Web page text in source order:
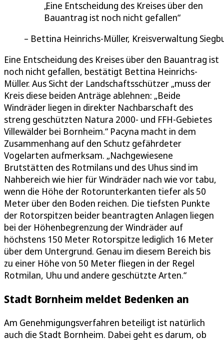
Eine Entscheidung des Kreises über den
Bauantrag ist noch nicht gefallen
Bettina Heinrichs-Müller, Kreisverwaltung
Eine Entscheidung des Kreises über den Bauantrag ist
noch nicht gefallen, bestätigt Bettina Heinrichs-
Müller. Aus Sicht der Landschaftsschützer „muss der
Kreis diese beiden Anträge ablehnen: „Beide
Windräder liegen in direkter Nachbarschaft des
streng geschützten Natura 2000- und FFH-Gebietes
Villewälder bei Bornheim.“ Pacyna macht in dem
Zusammenhang auf den Schutz gefährdeter
Vogelarten aufmerksam. „Nachgewiesene
Brutstätten des Rotmilans und des Uhus sind im
Nahbereich wie hier für Windräder nach wie vor tabu,
wenn die Höhe der Rotorunterkanten tiefer als 50
Meter über den Boden reichen. Die tiefsten Punkte
der Rotorspitzen beider beantragten Anlagen liegen
bei der Höhenbegrenzung der Windräder auf
höchstens 150 Meter Rotorspitze lediglich 16 Meter
über dem Untergrund. Genau im diesem Bereich bis
zu einer Höhe von 50 Meter fliegen in der Regel
Rotmilan, Uhu und andere geschützte Arten.“
Stadt Bornheim meldet Bedenken an
Am Genehmigungsverfahren beteiligt ist natürlich
auch die Stadt Bornheim. Dabei geht es darum, ob